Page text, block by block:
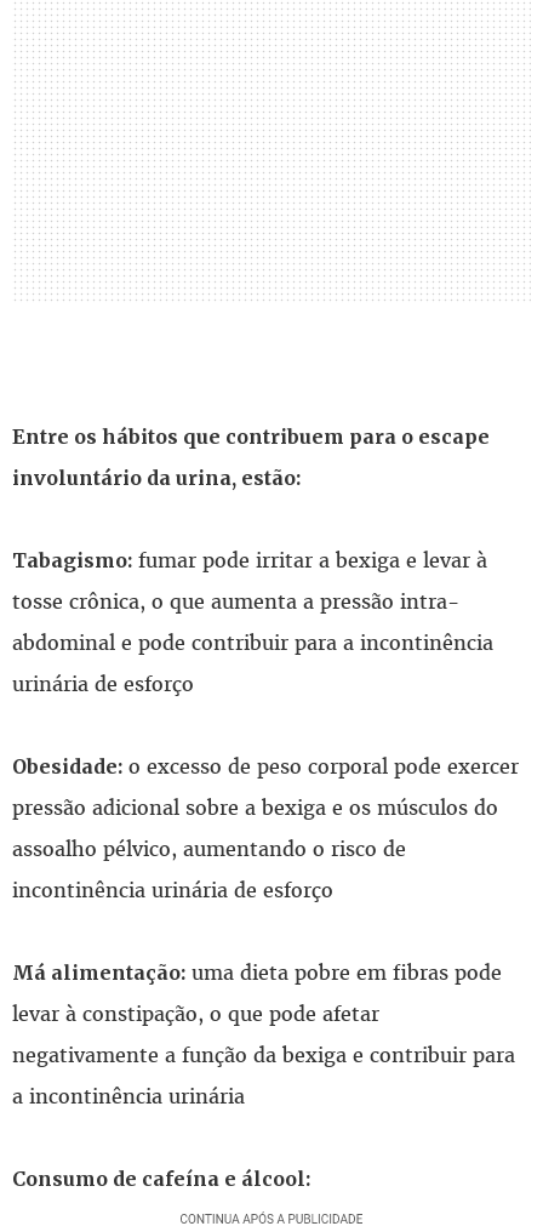
Entre os hábitos que contribuem para o escape
involuntário da urina, estão:
Tabagismo: fumar pode irritar a bexiga e levar à
tosse crônica, o que aumenta a pressão intra-
abdominal e pode contribuir para a incontinência
urinária de esforço
Obesidade: o excesso de peso corporal pode exercer
pressão adicional sobre a bexiga e os músculos do
assoalho pélvico, aumentando o risco de
incontinência urinária de esforço
Má alimentação: uma dieta pobre em fibras pode
levar à constipação, o que pode afetar
negativamente a função da bexiga e contribuir para
a incontinência urinária
Consumo de cafeína e álcool: